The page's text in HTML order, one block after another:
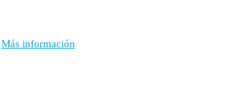
Más información